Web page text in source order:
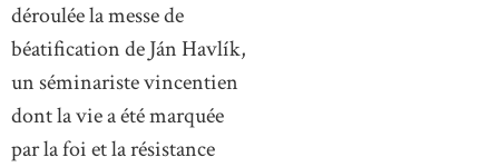
déroulée la messe de
béatification de Ján Havlík,
un séminariste vincentien
dont la vie a été marquée
par la foi et la résistance